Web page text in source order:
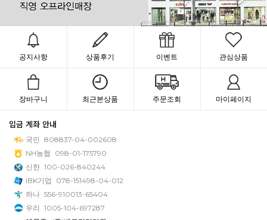
공지사항 상품후기 이벤트 관심상품
장바구니 최근본상품 주문조회 마이페이지
입금 계좌 안내
국민 808837-04-002608
NH농협
098-01-175790
신한 100-026-840244
IBK기업
078-151498-04-012
하나 556-910013-65404
우리 1005-104-697287